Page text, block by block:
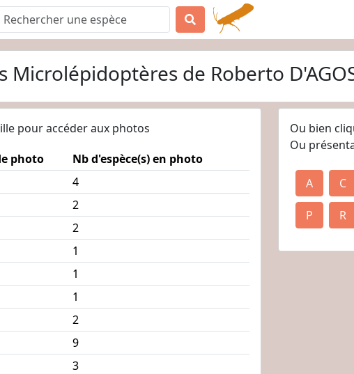
Microlépidoptères de Roberto
pour accéder aux photos
photo
Nb d'espèce(s) en photo
4
2
2
1
1
1
2
9
3
Ou bien
Ou
A C
P R